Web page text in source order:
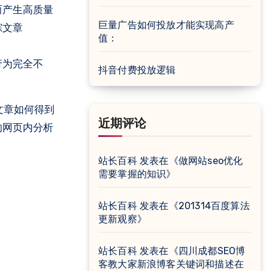
生高质量
文章
完全不
如何得到
页内分析
巨量广告如何投放才能实现高产
值：
抖音付费投放逻辑
近期评论
站长百科发表在《做网站seo优化
需要掌握的知识》
站长百科发表在《201314百度算法
更新观察》
站长百科发表在《四川成都SEO博
客教大家新浪博客关键词和描述在